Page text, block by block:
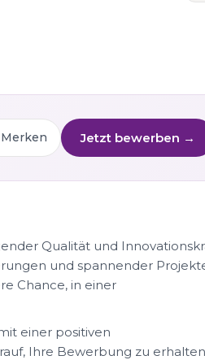
Merken Jetzt bewerben →
Qualität und
und spannender
Chance, in einer
einer positiven
Ihre Bewerbung zu